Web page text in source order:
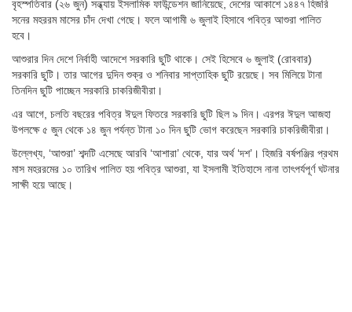
বৃহস্পতিবার (২৬ জুন) সন্ধ্যায় ইসলামিক ফাউন্ডেশন জানিয়েছে, দেশের আকাশে ১৪৪৭ হিজরি
সনের মহররম মাসের চাঁদ দেখা গেছে। ফলে আগামী ৬ জুলাই হিসাবে পবিত্র আশুরা পালিত
হবে।
আশুরার দিন দেশে নির্বাহী আদেশে সরকারি ছুটি থাকে। সেই হিসেবে ৬ জুলাই (রোববার)
সরকারি ছুটি। তার আগের দুদিন শুক্র ও শনিবার সাপ্তাহিক ছুটি রয়েছে। সব মিলিয়ে টানা
তিনদিন ছুটি পাচ্ছেন সরকারি চাকরিজীবীরা।
এর আগে, চলতি বছরের পবিত্র ঈদুল ফিতরে সরকারি ছুটি ছিল ৯ দিন। এরপর ঈদুল আজহা
উপলক্ষে ৫ জুন থেকে ১৪ জুন পর্যন্ত টানা ১০ দিন ছুটি ভোগ করেছেন সরকারি চাকরিজীবীরা।
উল্লেখ্য, ‘আশুরা’ শব্দটি এসেছে আরবি ‘আশারা’ থেকে, যার অর্থ ‘দশ’। হিজরি বর্ষপঞ্জির প্রথম
মাস মহররমের ১০ তারিখ পালিত হয় পবিত্র আশুরা, যা ইসলামী ইতিহাসে নানা তাৎপর্যপূর্ণ ঘটনার
সাক্ষী হয়ে আছে।